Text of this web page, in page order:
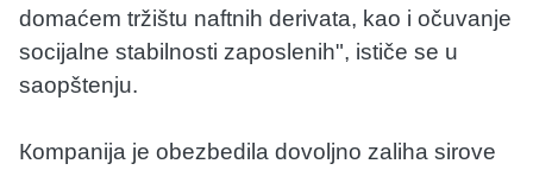
domaćem tržištu naftnih derivata, kao i očuvanje
socijalne stabilnosti zaposlenih", ističe se u
saopštenju.
Кompanija je obezbedila dovoljno zaliha sirove